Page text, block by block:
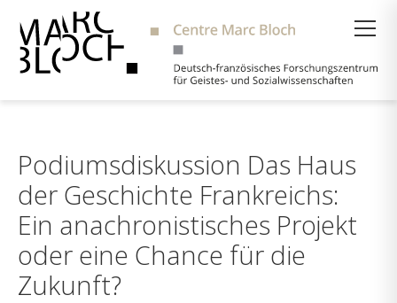
Podiumsdiskussion Das Haus
der Geschichte Frankreichs:
Ein anachronistisches Projekt
oder eine Chance für die
Zukunft?